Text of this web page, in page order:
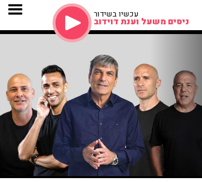
עכשיו בשידור
ניסים משעל וענת דוידוב